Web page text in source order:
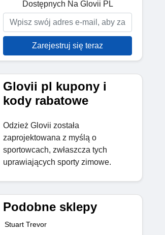
Dostępnych Na Glovii PL
Zarejestruj się teraz
Glovii pl kupony i
kody rabatowe
Odzież Glovii została
zaprojektowana z myślą o
sportowcach, zwłaszcza tych
uprawiających sporty zimowe.
Podobne sklepy
Stuart Trevor